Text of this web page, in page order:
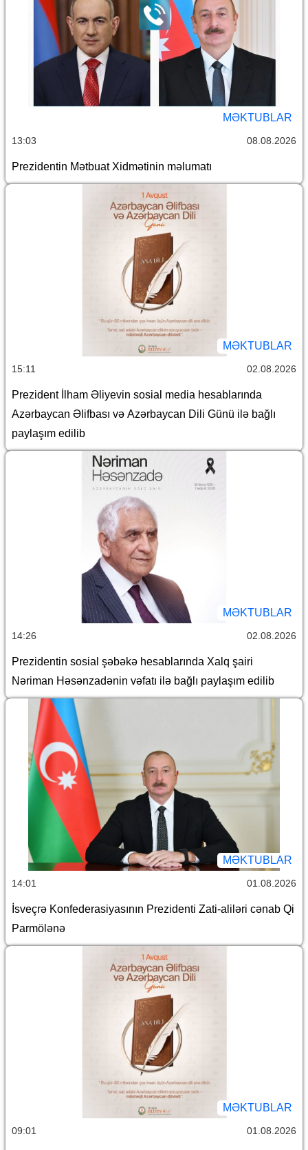
MƏKTUBLAR
13:03 08.08.2026
Prezidentin Mətbuat Xidmətinin məlumatı
MƏKTUBLAR
15:11 02.08.2026
Prezident İlham Əliyevin sosial media hesablarında
Azərbaycan Əlifbası və Azərbaycan Dili Günü ilə bağlı
paylaşım edilib
MƏKTUBLAR
14:26 02.08.2026
Prezidentin sosial şəbəkə hesablarında Xalq şairi
Nəriman Həsənzadənin vəfatı ilə bağlı paylaşım edilib
MƏKTUBLAR
14:01 01.08.2026
İsveçrə Konfederasiyasının Prezidenti Zati-aliləri cənab Qi
Parmölənə
MƏKTUBLAR
09:01 01.08.2026